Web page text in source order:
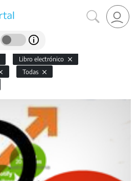
Libro electrónico
Todas